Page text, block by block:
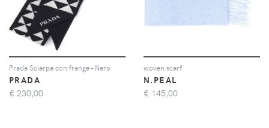
Prada Sciarpa con frange - Nero
PRADA
€ 230,00
woven scarf
N.PEAL
€ 145,00